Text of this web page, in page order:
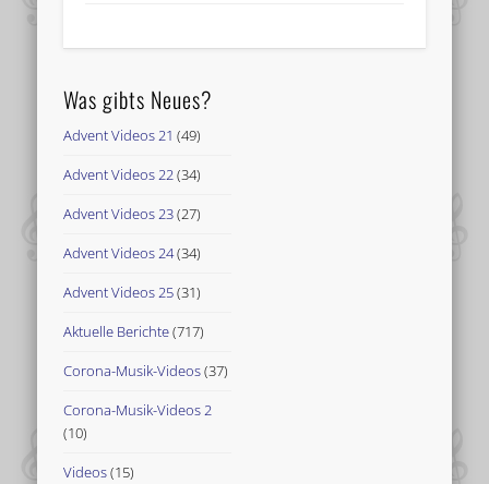
Was gibts Neues?
Advent Videos 21 (49)
Advent Videos 22(34)
Advent Videos 23(27)
Advent Videos 24(34)
Advent Videos 25(31)
Aktuelle Berichte(717)
Corona-Musik-Videos(37)
Corona-Musik-Videos 2
(10)
Videos(15)